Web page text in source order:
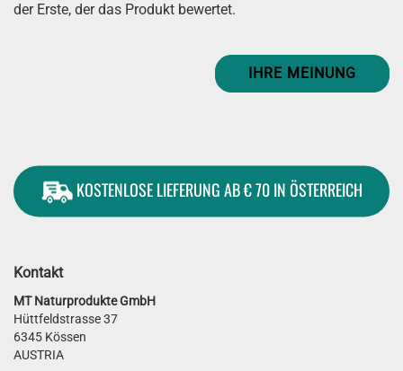
der Erste, der das Produkt bewertet.
IHRE MEINUNG
KOSTENLOSE LIEFERUNG AB € 70 IN ÖSTERREICH
Kontakt
MT Naturprodukte GmbH
Hüttfeldstrasse 37
6345 Kössen
AUSTRIA